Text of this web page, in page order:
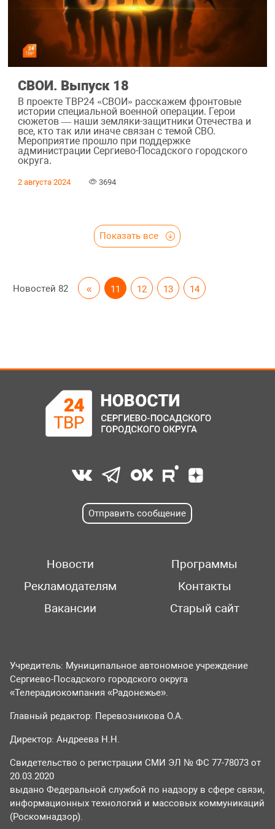
СВОИ. Выпуск 18
В проекте ТВР24 «СВОИ» расскажем фронтовые
истории специальной военной операции. Герои
сюжетов — наши земляки-защитники Отечества и
все, кто так или иначе связан с темой СВО.
Мероприятие прошло при поддержке
администрации Сергиево-Посадского городского
округа.
2 августа 2024 3694
Показать все
Новостей 82 « 11 12 13 14
Отправить сообщение
Новости
Программы
Рекламодателям
Контакты
Вакансии
Старый сайт
Учредитель: Муниципальное автономное учреждение
Сергиево-Посадского городского округа
«Телерадиокомпания «Радонежье».
Главный редактор: Перевозникова О.А.
Директор: Андреева Н.Н.
Свидетельство о регистрации СМИ ЭЛ № ФС 77-78073 от
20.03.2020
выдано Федеральной службой по надзору в сфере связи,
информационных технологий и массовых коммуникаций
(Роскомнадзор).